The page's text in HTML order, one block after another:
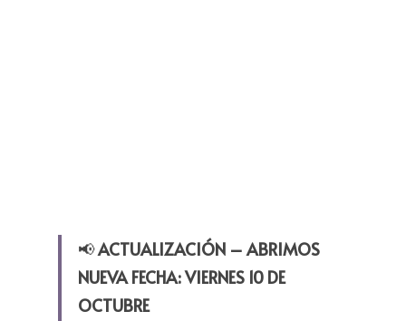
📢 ACTUALIZACIÓN – ABRIMOS
NUEVA FECHA: VIERNES 10 DE
OCTUBRE